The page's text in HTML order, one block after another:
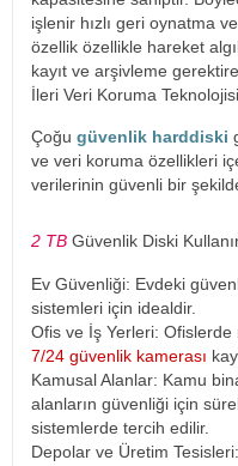
işlenir hızlı geri oynatma
özellik özellikle hareket
kayıt ve arşivleme
İleri Veri Koruma Teknolojisi
Çoğu güvenlik harddiski
ve veri koruma özellikleri
verilerinin güvenli bir
2 TB Güvenlik Diski
Ev Güvenliği: Evdeki
sistemleri için idealdir.
Ofis ve İş Yerleri:
7/24 güvenlik kamerası
Kamusal Alanlar: Kamu
alanların güvenliği için
sistemlerde tercih edilir.
Depolar ve Üretim